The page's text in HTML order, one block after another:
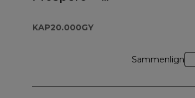
KAP20.000GY
Sammenlign